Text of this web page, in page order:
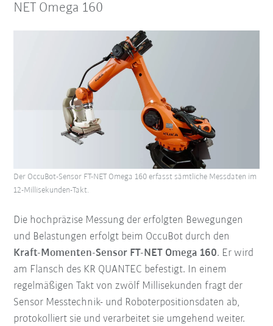
NET Omega 160
Die hochpräzise Messung der erfolgten Bewegungen
und Belastungen erfolgt beim OccuBot durch den
Kraft-Momenten-Sensor FT-NET Omega 160. Er wird
am Flansch des KR QUANTEC befestigt. In einem
regelmäßigen Takt von zwölf Millisekunden fragt der
Sensor Messtechnik- und Roboterpositionsdaten ab,
protokolliert sie und verarbeitet sie umgehend weiter.
Der OccuBot-Sensor FT-NET Omega 160 erfasst sämtliche Messdaten im
12-Millisekunden-Takt.